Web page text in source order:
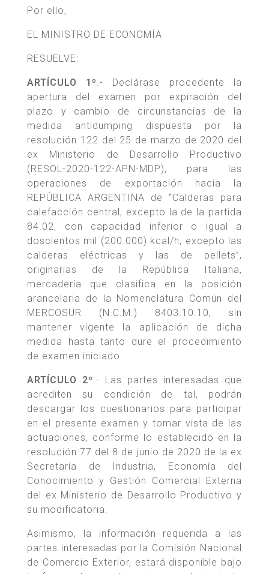
Por ello,
EL MINISTRO DE ECONOMÍA
RESUELVE:
ARTÍCULO 1º.- Declárase procedente la
apertura del examen por expiración del
plazo y cambio de circunstancias de la
medida antidumping dispuesta por la
resolución 122 del 25 de marzo de 2020 del
ex Ministerio de Desarrollo Productivo
(RESOL-2020-122-APN-MDP), para las
operaciones de exportación hacia la
REPÚBLICA ARGENTINA de “Calderas para
calefacción central, excepto la de la partida
84.02, con capacidad inferior o igual a
doscientos mil (200.000) kcal/h, excepto las
calderas eléctricas y las de pellets”,
originarias de la República Italiana,
mercadería que clasifica en la posición
arancelaria de la Nomenclatura Común del
MERCOSUR (N.C.M.) 8403.10.10, sin
mantener vigente la aplicación de dicha
medida hasta tanto dure el procedimiento
de examen iniciado.
ARTÍCULO 2º.- Las partes interesadas que
acrediten su condición de tal, podrán
descargar los cuestionarios para participar
en el presente examen y tomar vista de las
actuaciones, conforme lo establecido en la
resolución 77 del 8 de junio de 2020 de la ex
Secretaría de Industria, Economía del
Conocimiento y Gestión Comercial Externa
del ex Ministerio de Desarrollo Productivo y
su modificatoria.
Asimismo, la información requerida a las
partes interesadas por la Comisión Nacional
de Comercio Exterior, estará disponible bajo